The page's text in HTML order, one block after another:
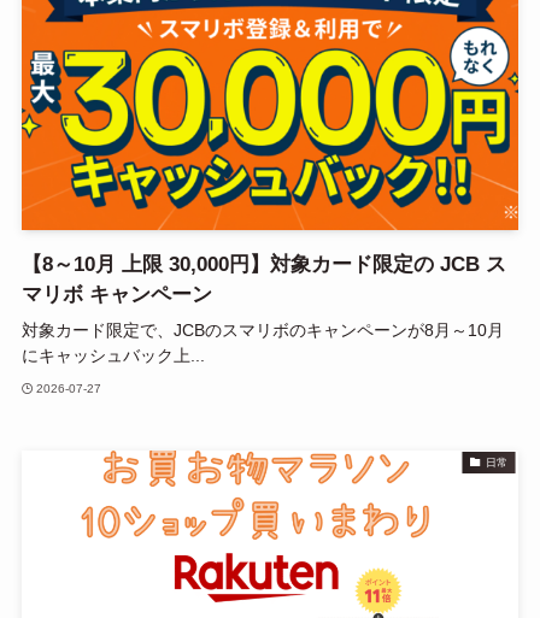
【8～10月 上限 30,000円】対象カード限定の JCB ス
マリボ キャンペーン
対象カード限定で、JCBのスマリボのキャンペーンが8月～10月
にキャッシュバック上...
2026-07-27
日常